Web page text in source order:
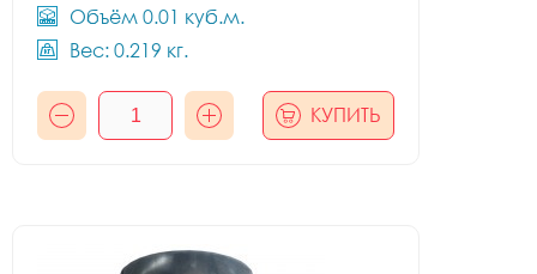
Объём 0.01 куб.м.
Вес: 0.219 кг.
КУПИТЬ